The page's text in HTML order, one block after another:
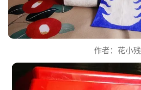
作者：花小残